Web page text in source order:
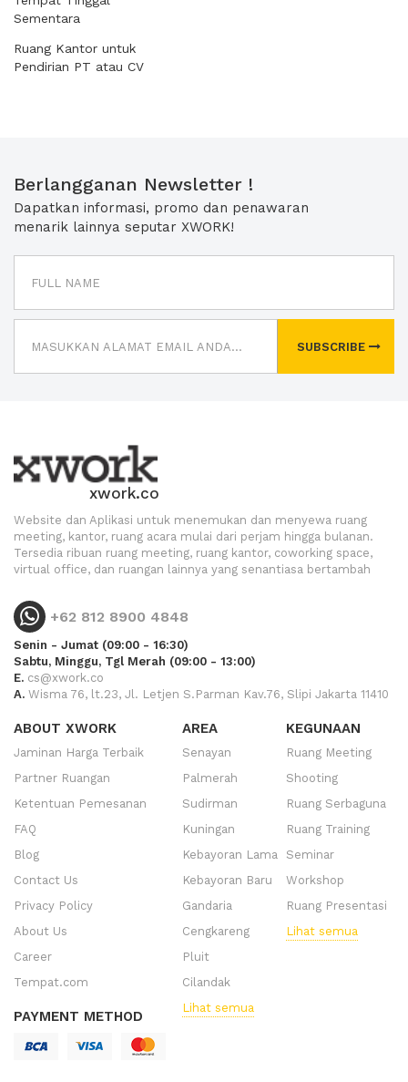
Sementara
Ruang Kantor untuk
Pendirian PT atau CV
Berlangganan Newsletter !
Dapatkan informasi, promo dan penawaran
menarik lainnya seputar XWORK!
SUBSCRIBE
xwork.co
Website dan Aplikasi untuk menemukan dan menyewa ruang
meeting, kantor, ruang acara mulai dari perjam hingga bulanan.
Tersedia ribuan ruang meeting, ruang kantor, coworking space,
virtual office, dan ruangan lainnya yang senantiasa bertambah
+62 812 8900 4848
Senin - Jumat (09:00 - 16:30)
Sabtu, Minggu, Tgl Merah (09:00 - 13:00)
E. cs@xwork.co
A. Wisma 76, lt.23, Jl. Letjen S.Parman Kav.76, Slipi Jakarta 11410
ABOUT XWORK
Jaminan Harga Terbaik
Partner Ruangan
Ketentuan Pemesanan
FAQ
Blog
Contact Us
Privacy Policy
About Us
Career
Tempat.com
PAYMENT METHOD
AREA
Senayan
Palmerah
Sudirman
Kuningan
Kebayoran Lama
Kebayoran Baru
Gandaria
Cengkareng
Pluit
Cilandak
Lihat semua
KEGUNAAN
Ruang Meeting
Shooting
Ruang Serbaguna
Ruang Training
Seminar
Workshop
Ruang Presentasi
Lihat semua